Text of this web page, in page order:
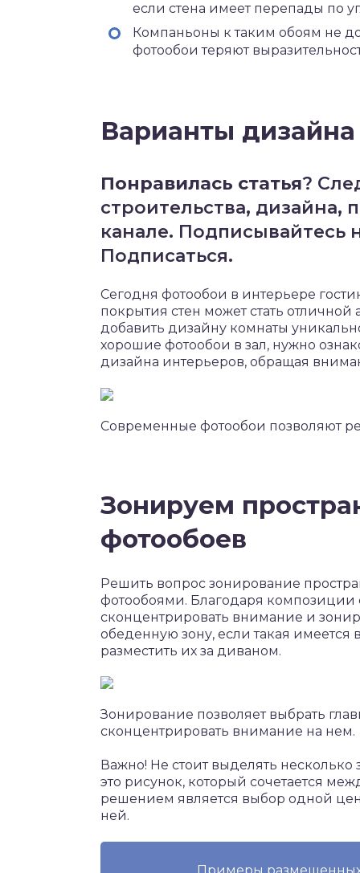
если стена имеет перепады по
Компаньоны к таким обоям не
фотообои теряют
Варианты
Понравилась статья?
строительства, дизайна,
канале. Подписывайтесь
Подписаться.
Сегодня фотообои в интерьере
покрытия стен может стать
добавить дизайну комнаты
хорошие фотообои в зал, нужно
дизайна интерьеров, обращая
Современные фотообои позволяют
Зонируем
фотообоев
Решить вопрос зонирование
фотообоями. Благодаря композиции
сконцентрировать внимание и
обеденную зону, если такая
разместить их за диваном.
Зонирование позволяет выбрать
сконцентрировать внимание на нем.
Важно! Не стоит выделять
это рисунок, который сочетается
решением является выбор одной
ней.
Примеры размещенных